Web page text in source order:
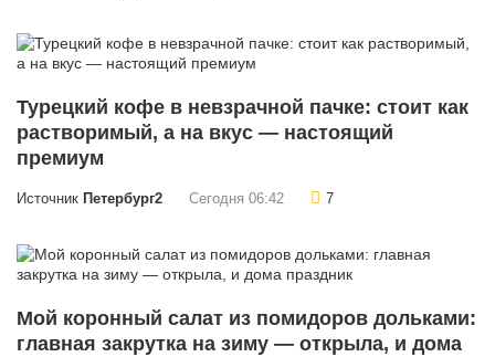
Турецкий кофе в невзрачной пачке: стоит как
растворимый, а на вкус — настоящий
премиум
Источник Петербург2 Сегодня 06:42 7
Мой коронный салат из помидоров дольками:
главная закрутка на зиму — открыла, и дома